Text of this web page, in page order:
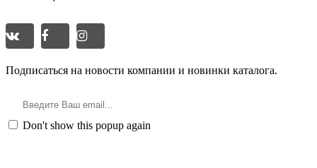
Подписаться на новости компании и новинки каталога.
Don't show this popup again